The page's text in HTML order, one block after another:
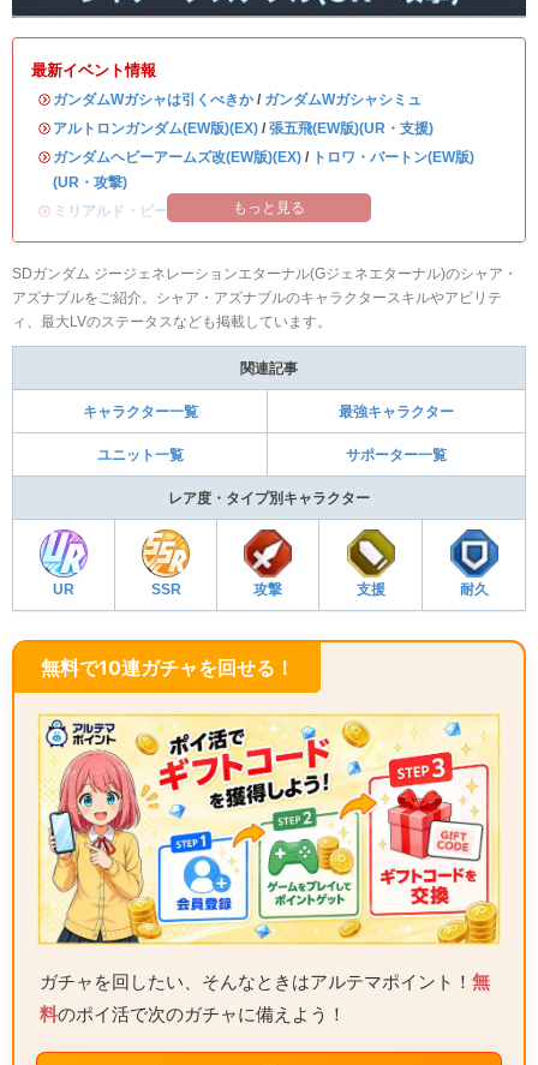
最新イベント情報
・ ガンダムWガシャは引くべきか/ ガンダムWガシャシミュ
・ アルトロンガンダム(EW版)(EX) / 張五飛(EW版)(UR・支援)
・ ガンダムヘビーアームズ改(EW版)(EX) / トロワ・バートン(EW版)
(UR・攻撃)
・ ミリアルド・ピースクラフト&リーブラ
もっと見る
SDガンダム ジージェネレーションエターナル(Gジェネエターナル)のシャア・
アズナブルをご紹介。シャア・アズナブルのキャラクタースキルやアビリテ
ィ、最大LVのステータスなども掲載しています。
関連記事
キャラクター一覧 最強キャラクター
ユニット一覧 サポーター一覧
レア度・タイプ別キャラクター
UR SSR 攻撃 支援 耐久
無料で10連ガチャを回せる！
ガチャを回したい、そんなときはアルテマポイント！ 無
料のポイ活で次のガチャに備えよう！